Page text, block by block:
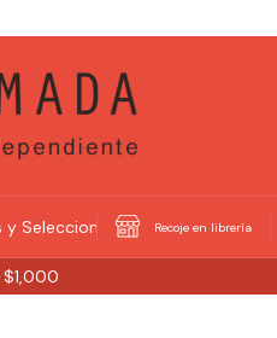
y Selecciones Recoje en librería